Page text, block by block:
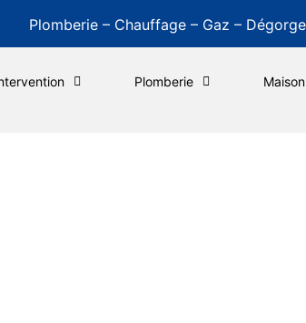
Plomberie – Chauffage – Gaz –
Plomberie Maison